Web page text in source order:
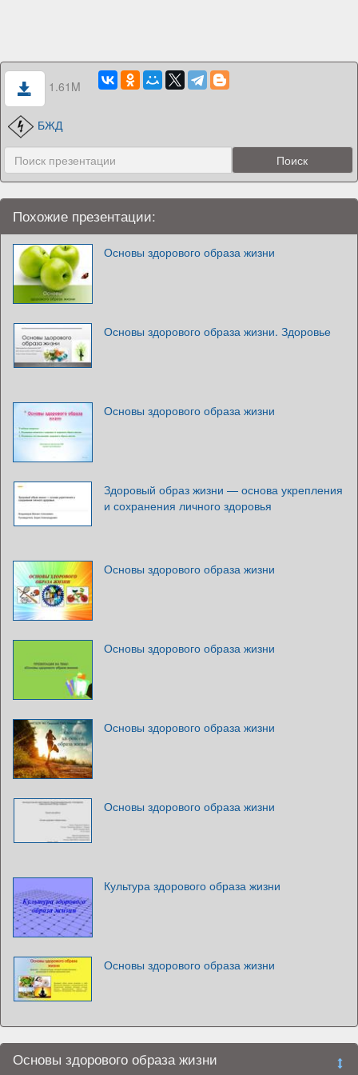
1.61M
БЖД
Похожие презентации:
Основы здорового образа жизни
Основы здорового образа жизни. Здоровье
Основы здорового образа жизни
Здоровый образ жизни — основа укрепления
и сохранения личного здоровья
Основы здорового образа жизни
Основы здорового образа жизни
Основы здорового образа жизни
Основы здорового образа жизни
Культура здорового образа жизни
Основы здорового образа жизни
Основы здорового образа жизни